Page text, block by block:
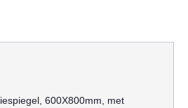
600X800mm, met